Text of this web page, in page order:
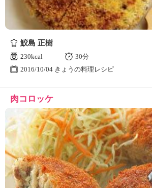
鮫島 正樹
230kcal
30分
2016/10/04 きょうの料理レシピ
肉コロッケ